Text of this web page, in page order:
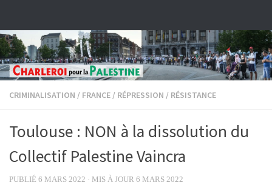
CRIMINALISATION / FRANCE / RÉPRESSION / RÉSISTANCE
Toulouse : NON à la dissolution du
Collectif Palestine Vaincra
PUBLIÉ 6 MARS 2022 · MIS À JOUR 6 MARS 2022